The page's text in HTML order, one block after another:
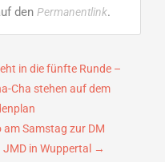
den Permanentlink.
in die fünfte Runde –
Cha stehen auf dem
am Samstag zur DM
in Wuppertal
→